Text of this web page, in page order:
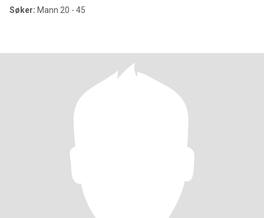
Søker: Mann 20 - 45